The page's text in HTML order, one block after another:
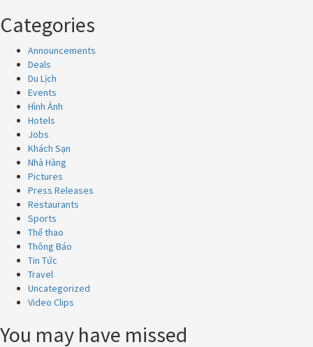
Categories
Announcements
Deals
Du Lịch
Events
Hình Ảnh
Hotels
Jobs
Khách Sạn
Nhà Hàng
Pictures
Press Releases
Restaurants
Sports
Thể thao
Thông Báo
Tin Tức
Travel
Uncategorized
Video Clips
You may have missed